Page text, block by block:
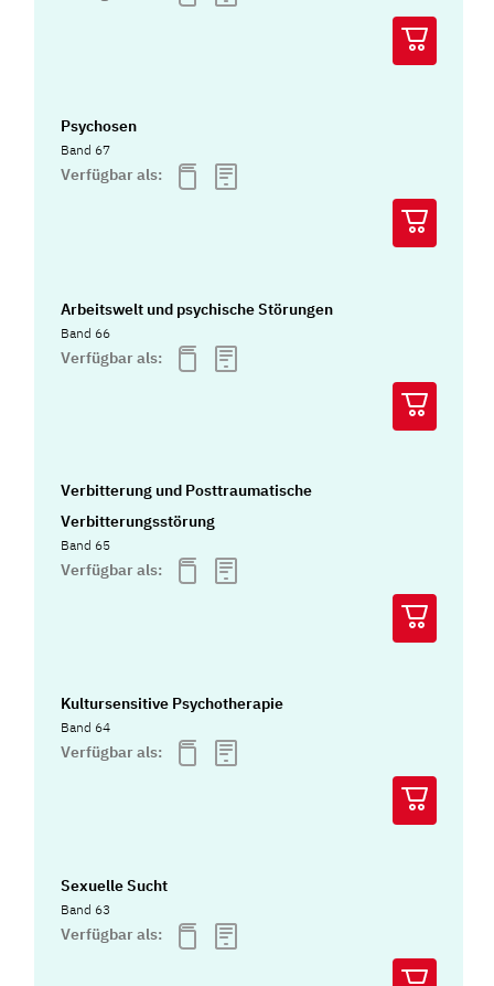
Psychosen
Band 67
Verfügbar als:
Arbeitswelt und psychische Störungen
Band 66
Verfügbar als:
Verbitterung und Posttraumatische
Verbitterungsstörung
Band 65
Verfügbar als:
Kultursensitive Psychotherapie
Band 64
Verfügbar als:
Sexuelle Sucht
Band 63
Verfügbar als: